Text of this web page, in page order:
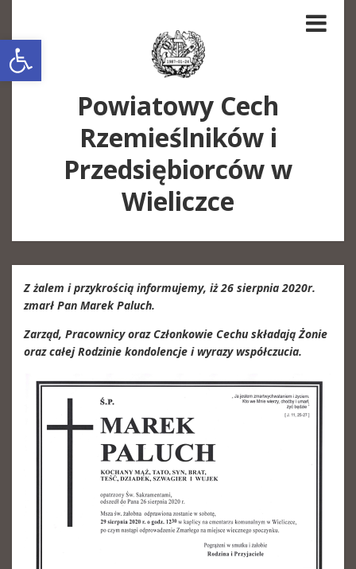
Open toolbar
Powiatowy Cech
Rzemieślników i
Przedsiębiorców w
Wieliczce
Z żalem i przykrością informujemy, iż 26 sierpnia 2020r.
zmarł Pan Marek Paluch.
Zarząd, Pracownicy oraz Członkowie Cechu składają Żonie
oraz całej Rodzinie kondolencje i wyrazy współczucia.